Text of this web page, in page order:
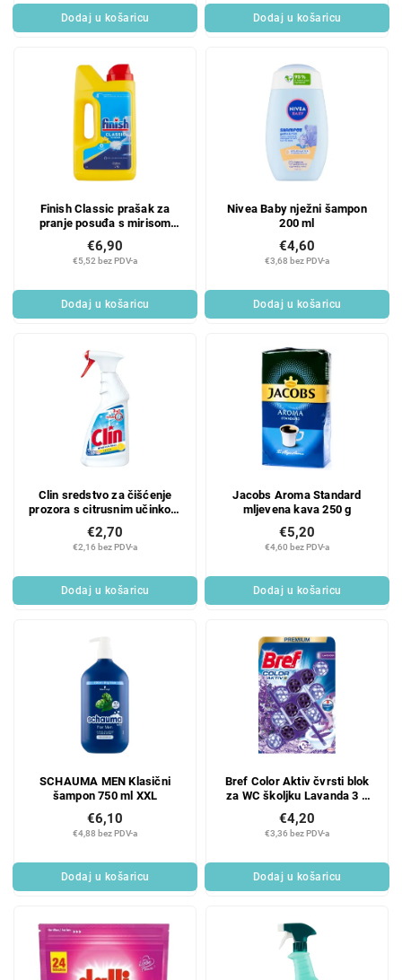
Dodaj u košaricu Dodaj u košaricu
Finish Classic prašak za
pranje posuđa s mirisom
limuna i svjetlucavim
uzorkom 1,2 kg
€5,52 bez PDV-a
€6,90
Dodaj u košaricu
Nivea Baby nježni šampon
200 ml
€3,68 bez PDV-a
€4,60
Dodaj u košaricu
Clin sredstvo za čišćenje
prozora s citrusnim učinkom
€2,16 bez PDV-a
€2,70
Dodaj u košaricu
Jacobs Aroma Standard
mljevena kava 250 g
€4,60 bez PDV-a
€5,20
Dodaj u košaricu
SCHAUMA MEN Klasični
šampon 750 ml XXL
€4,88 bez PDV-a
€6,10
Dodaj u košaricu
Bref Color Aktiv čvrsti blok
za WC školjku Lavanda 3 x
€3,36 bez PDV-a
€4,20
Dodaj u košaricu